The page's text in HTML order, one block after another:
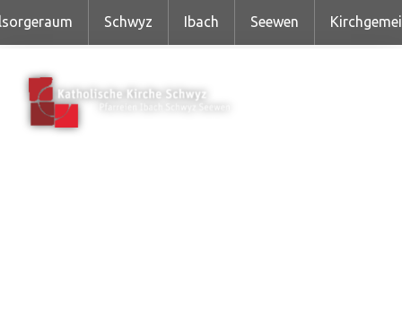
Schwyz Ibach Seewen